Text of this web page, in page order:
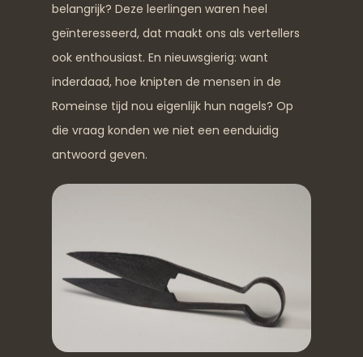
belangrijk? Deze leerlingen waren heel
geïnteresseerd, dat maakt ons als vertellers
ook enthousiast. En nieuwsgierig: want
inderdaad, hoe knipten de mensen in de
Romeinse tijd nou eigenlijk hun nagels? Op
die vraag konden we niet een eenduidig
antwoord geven.